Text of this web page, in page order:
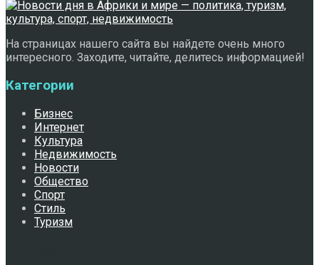
На страницах нашего сайта вы найдете очень много
интересного. Заходите, читайте, делитесь информацией!
Категории
Бизнес
Интернет
Культура
Недвижимость
Новости
Общество
Спорт
Стиль
Туризм